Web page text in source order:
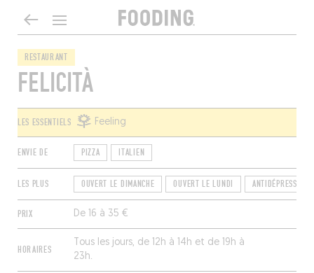
RESTAURANT
FELICITÀ
LES ESSENTIELS Feeling
ENVIE DE PIZZA ITALIEN
LES PLUS OUVERT LE DIMANCHE OUVERT LE LUNDI ANTIDÉPRESSEUR
PRIX De 16 à 35 €
HORAIRES
Tous les jours, de 12h à 14h et de 19h à
23h.